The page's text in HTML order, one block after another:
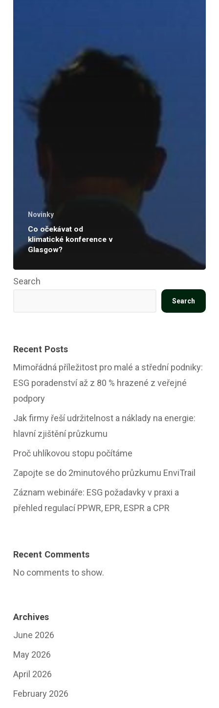
Novinky
Co očekávat od
klimatické konference v
Glasgow?
Search
Search
Recent Posts
Mimořádná příležitost pro malé a střední podniky:
ESG poradenství až z 80 % hrazené z veřejné
podpory
Jak firmy řeší udržitelnost a náklady na energie:
hlavní zjištění průzkumu
Proč uhlíkovou stopu počítáme
Zapojte se do 2minutového průzkumu EnviTrail
Záznam webináře: ESG požadavky v praxi a
přehled regulací PPWR, EPR, ESPR a CPR
Recent Comments
No comments to show.
Archives
June 2026
May 2026
April 2026
February 2026